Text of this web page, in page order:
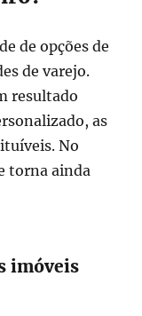
de opções de
de varejo.
resultado
as
No
torna ainda
imóveis